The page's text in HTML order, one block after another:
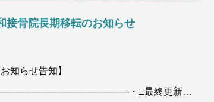
接骨院長期移転のお知らせ
知らせ告知】
・□最終更新